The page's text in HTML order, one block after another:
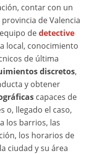
contar con un
de Valencia
dedetective
local, conocimiento
de última
discretos,
y obtener
capaces de
o, llegado el caso,
los barrios, las
los horarios de
ciudad y su área